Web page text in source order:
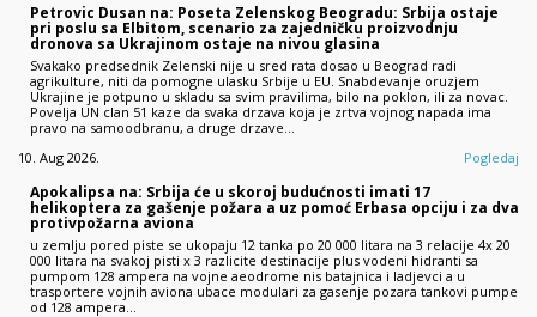
Petrovic Dusan na: Poseta Zelenskog Beogradu: Srbija ostaje
pri poslu sa Elbitom, scenario za zajedničku proizvodnju
dronova sa Ukrajinom ostaje na nivou glasina
Svakako predsednik Zelenski nije u sred rata dosao u Beograd radi
agrikulture, niti da pomogne ulasku Srbije u EU. Snabdevanje oruzjem
Ukrajine je potpuno u skladu sa svim pravilima, bilo na poklon, ili za novac.
Povelja UN clan 51 kaze da svaka drzava koja je zrtva vojnog napada ima
pravo na samoodbranu, a druge drzave…
10. Aug 2026.
Pogledaj
Apokalipsa na: Srbija će u skoroj budućnosti imati 17
helikoptera za gašenje požara a uz pomoć Erbasa opciju i za dva
protivpožarna aviona
u zemlju pored piste se ukopaju 12 tanka po 20 000 litara na 3 relacije 4x 20
000 litara na svakoj pisti x 3 razlicite destinacije plus vodeni hidranti sa
pumpom 128 ampera na vojne aeodrome nis batajnica i ladjevci a u
trasportere vojnih aviona ubace modulari za gasenje pozara tankovi pumpe
od 128 ampera…